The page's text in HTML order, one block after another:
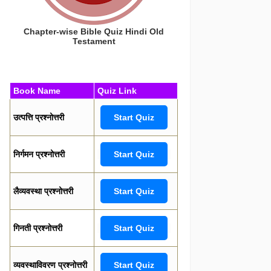
Chapter-wise Bible Quiz Hindi Old
Testament
Book Name Quiz Link
उत्पत्ति प्रश्नोत्तरी Start Quiz
निर्गमन प्रश्नोत्तरी Start Quiz
लैव्यवस्था प्रश्नोत्तरी Start Quiz
गिनती प्रश्नोत्तरी Start Quiz
व्यवस्थाविवरण प्रश्नोत्तरी Start Quiz